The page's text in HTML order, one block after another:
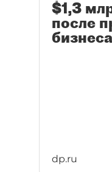
$1,3
после
dp.ru